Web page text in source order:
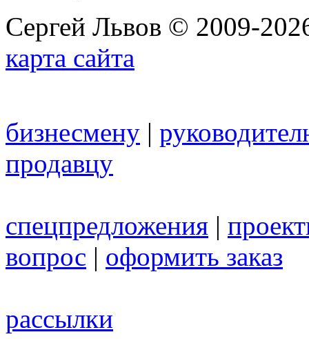
Сергей Львов © 2009-
карта сайта
бизнесмену |
продавцу
спецпредложения |
вопрос | оформить заказ
рассылки